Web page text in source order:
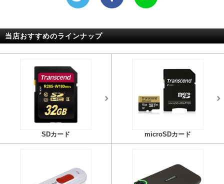
当店おすすめのラインナップ
SDカード microSDカード